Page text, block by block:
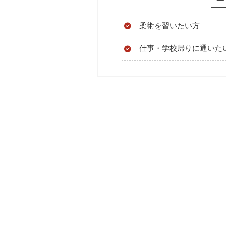
柔術を習いたい方
仕事・学校帰りに通いた